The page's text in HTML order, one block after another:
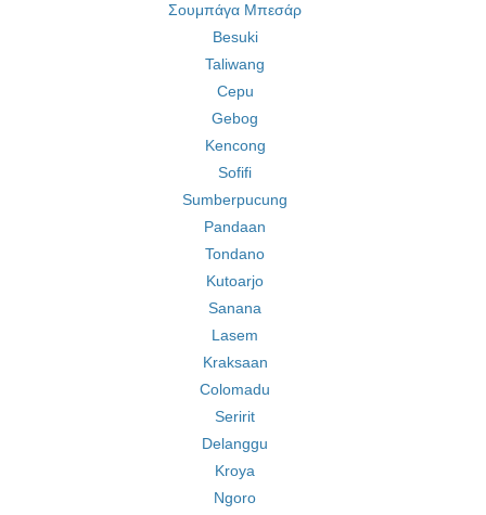
Σουμπάγα Μπεσάρ
Besuki
Taliwang
Cepu
Gebog
Kencong
Sofifi
Sumberpucung
Pandaan
Tondano
Kutoarjo
Sanana
Lasem
Kraksaan
Colomadu
Seririt
Delanggu
Kroya
Ngoro